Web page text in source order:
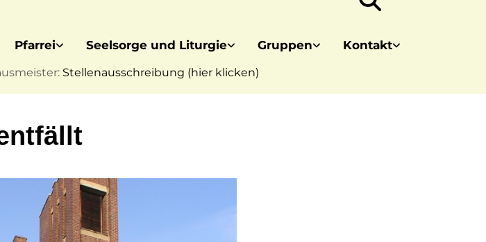
Pfarrei Seelsorge und Liturgie Gruppen Kontakt
Stellenausschreibung (hier klicken)